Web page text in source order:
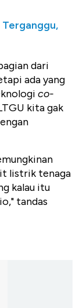
Terganggu,
dari
ada yang
co-
kita gak
listrik tenaga
kalau itu
tandas